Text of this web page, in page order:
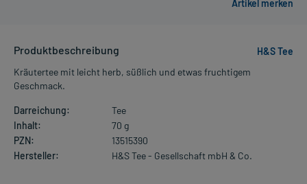
Produktbeschreibung
H&S Tee
Kräutertee mit leicht herb, süßlich und etwas fruchtigem
Geschmack.
Darreichung:
Tee
Inhalt:
70 g
PZN:
13515390
Hersteller:
H&S Tee - Gesellschaft mbH & Co.